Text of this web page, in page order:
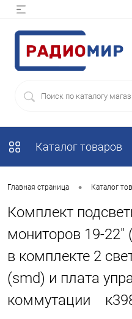
Каталог товаров
Главная страница • Каталог
Комплект
мониторов 19-
в комплекте 2
(smd) и плата
коммутации